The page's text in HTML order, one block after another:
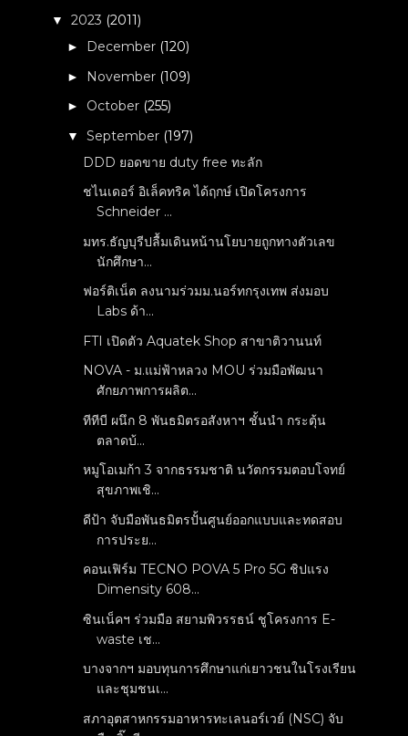
▼2023 (2011)
► December (120)
► November (109)
► October (255)
▼September (197)
DDD ยอดขาย duty free ทะลัก
ชไนเดอร์ อิเล็คทริค ได้ฤกษ์ เปิดโครงการ
Schneider ...
มทร.ธัญบุรีปลื้มเดินหน้านโยบายถูกทางตัวเลข
นักศึกษา...
ฟอร์ติเน็ต ลงนามร่วมม.นอร์ทกรุงเทพ ส่งมอบ
Labs ด้า...
FTI เปิดตัว Aquatek Shop สาขาติวานนท์
NOVA - ม.แม่ฟ้าหลวง MOU ร่วมมือพัฒนา
ศักยภาพการผลิต...
ทีทีบี ผนึก 8 พันธมิตรอสังหาฯ ชั้นนำ กระตุ้น
ตลาดบ้...
หมูโอเมก้า 3 จากธรรมชาติ นวัตกรรมตอบโจทย์
สุขภาพเชิ...
ดีป้า จับมือพันธมิตรปั้นศูนย์ออกแบบและทดสอบ
การประย...
คอนเฟิร์ม TECNO POVA 5 Pro 5G ชิปแรง
Dimensity 608...
ซินเน็คฯ ร่วมมือ สยามพิวรรธน์ ชูโครงการ E-
waste เช...
บางจากฯ มอบทุนการศึกษาแก่เยาวชนในโรงเรียน
และชุมชนเ...
สภาอุตสาหกรรมอาหารทะเลนอร์เวย์ (NSC) จับ